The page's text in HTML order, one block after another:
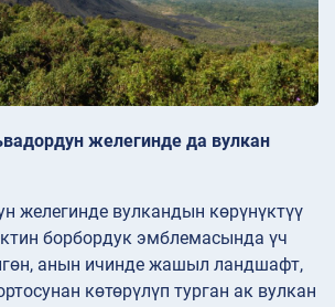
желегинде да вулкан
желегинде вулкандын көрүнүктүү
борбордук эмблемасында үч
анын ичинде жашыл ландшафт,
көтөрүлүп турган ак вулкан